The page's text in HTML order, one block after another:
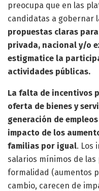
preocupa que en las
candidatas a gobernar
propuestas claras
privada, nacional y/o
estigmatice la
actividades públicas.
La falta de incentivos
oferta de bienes y
generación de
impacto de los
familias por igual. Los
salarios mínimos de
formalidad (aumentos
cambio, carecen de